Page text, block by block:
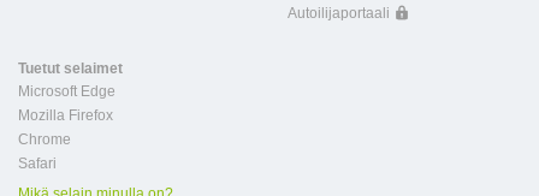
Autoilijaportaali
Tuetut selaimet
Microsoft Edge
Mozilla Firefox
Chrome
Safari